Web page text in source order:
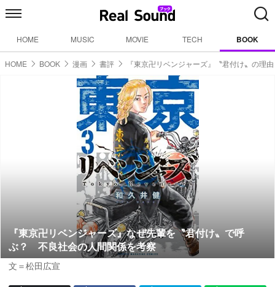
HOME MUSIC MOVIE TECH BOOK
HOME BOOK 漫画 書評 『東京卍リベンジャーズ』〝君付け〟の理由
『東京卍リベンジャーズ』なぜ先輩を〝君付け〟で呼
ぶ？ 不良社会の人間関係を考察
文＝松田広宣